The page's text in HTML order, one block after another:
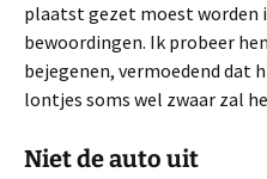
plaatst gezet moest worden
bewoordingen. Ik probeer
bejegenen, vermoedend dat
lontjes soms wel zwaar zal
Niet de auto uit